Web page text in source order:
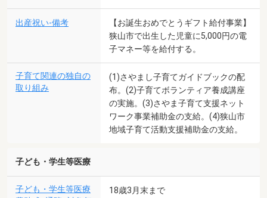
出産祝い-備考
【お誕生おめでとうギフト給付事業】
狭山市で出生した児童に5,000円の電
子マネー等を給付する。
子育て関連の独自の
取り組み
(1)さやまし子育てガイドブックの配
布。(2)子育てボランティア養成講座
の実施。(3)さやま子育て支援ネット
ワーク事業補助金の支給。(4)狭山市
地域子育て活動支援補助金の支給。
子ども・学生等医療
子ども・学生等医療
18歳3月末まで